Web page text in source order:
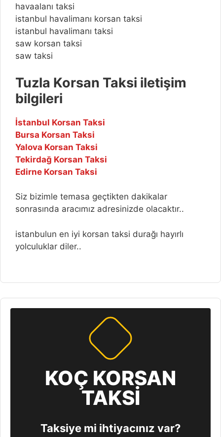
havaalanı taksi
istanbul havalimanı korsan taksi
istanbul havalimanı taksi
saw korsan taksi
saw taksi
Tuzla Korsan Taksi iletişim
bilgileri
İstanbul Korsan Taksi
Bursa Korsan Taksi
Yalova Korsan Taksi
Tekirdağ Korsan Taksi
Edirne Korsan Taksi
Siz bizimle temasa geçtikten dakikalar
sonrasında aracımız adresinizde olacaktır..
istanbulun en iyi korsan taksi durağı hayırlı
yolculuklar diler..
KOÇ KORSAN
TAKSİ
Taksiye mi ihtiyacınız var?